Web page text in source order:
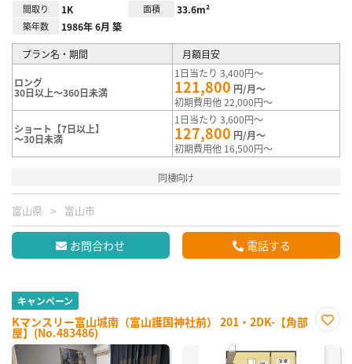
間取り 1K 面積 33.6m²
築年数 1986年 6月 築
プラン名・期間 月額目安
ロング
30日以上～360日未満
1日当たり 3,400円～
121,800 円/月～
初期費用他 22,000円～
ショート【7日以上】
～30日未満
1日当たり 3,600円～
127,800 円/月～
初期費用他 16,500円～
同棲向け
富山県 富山市
お問合わせ 電話する
キャンペーン
Kマンスリー富山城南（富山護国神社前） 201・2DK-【角部
屋】(No.483486)
に入